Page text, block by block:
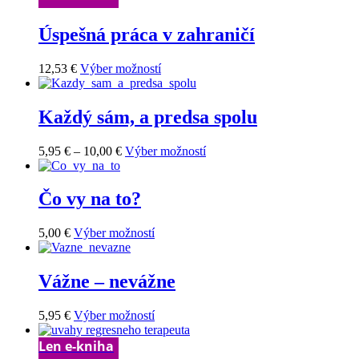
Úspešná práca v zahraničí
12,53 € Výber možnostíTento
produkt
viacero
variantov.
si
Každý sám, a predsa spolu
5,95 € – 10,00 €Price
through
10,00 €
Výber možnostíTento
Čo vy na to?
5,00 € Výber možnostíTento
viacero
variantov.
si
môžete
Vážne – nevážne
5,95 € Výber možnostíTento
produkt
Len e-kniha